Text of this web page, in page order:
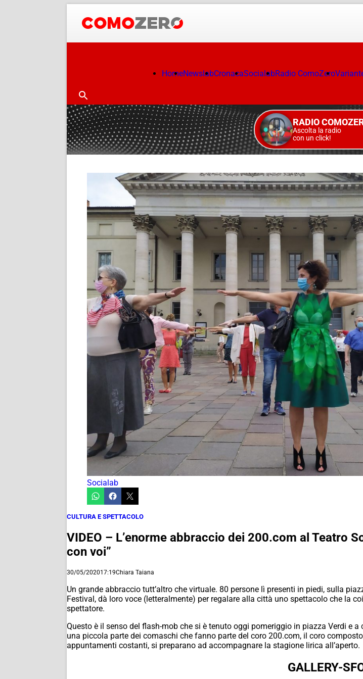
HomeNewslabCronacaSocialabRadio ComoZero
RADIO
Ascolta la radio
con un click!
Socialab
CULTURA E SPETTACOLO
VIDEO – L’enorme abbraccio dei 200.com al Teatro
con voi”
30/05/202017:19Chiara Taiana
Un grande abbraccio tutt’altro che virtuale. 80 persone lì presenti in piedi, sulla
Festival, dà loro voce (letteralmente) per regalare alla città uno spettacolo che la
spettatore.
Questo è il senso del flash-mob che si è tenuto oggi pomeriggio in piazza Verdi e
una piccola parte dei comaschi che fanno parte del coro 200.com, il coro
appuntamenti costanti, si preparano ad accompagnare la stagione lirica all’aperto.
GALLERY-